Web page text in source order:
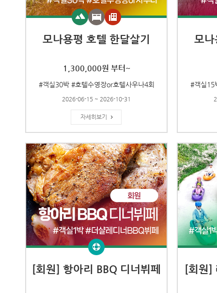
모나용평 호텔 한달살기
1,300,000원 부터~
#객실30박 #호텔수영장or호텔사우나4회
2026-06-15 ~ 2026-10-31
자세히보기
모
#객실15
[회원] 항아리 BBQ 디너뷔페 [회원]